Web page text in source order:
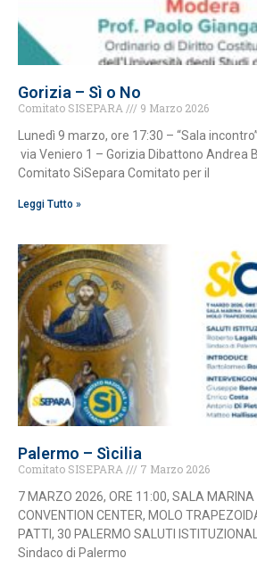
Gorizia – Sì o No
Comitato SISEPARA
9 Marzo 2026
Lunedì 9 marzo, ore 17:30 – “Sala
via Veniero 1 – Gorizia Dibattono Andrea
Comitato SiSepara Comitato per il
Leggi Tutto »
Palermo – Sìcilia
Comitato SISEPARA
7 Marzo 2026
7 MARZO 2026, ORE 11:00, SALA
CONVENTION CENTER, MOLO
PATTI, 30 PALERMO SALUTI
Sindaco di Palermo